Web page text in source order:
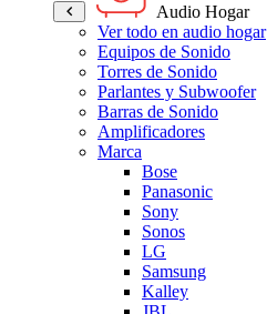
Audio Hogar
Ver todo en audio hogar
Equipos de Sonido
Torres de Sonido
Parlantes y Subwoofer
Barras de Sonido
Amplificadores
Marca
Bose
Panasonic
Sony
Sonos
LG
Samsung
Kalley